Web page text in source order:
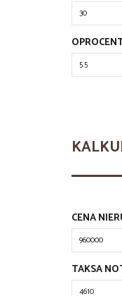
CENA
TAKSA